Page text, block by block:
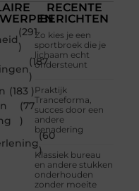
(291
)
(187
)
(183 )
(77
)
(60
)
RECENTE
BERICHTEN
Zo kies je een
sportbroek die je
lichaam echt
ondersteunt
Praktijk
Tranceforma,
succes door een
andere
benadering
Klassiek bureau
en andere stukken
onderhouden
zonder moeite